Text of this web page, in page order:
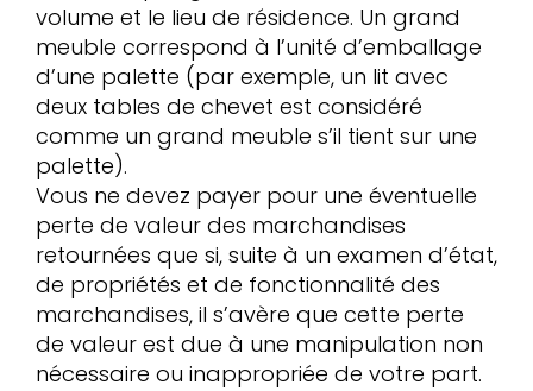
volume et le lieu de résidence. Un grand
meuble correspond à l’unité d’emballage
d’une palette (par exemple, un lit avec
deux tables de chevet est considéré
comme un grand meuble s’il tient sur une
palette).
Vous ne devez payer pour une éventuelle
perte de valeur des marchandises
retournées que si, suite à un examen d’état,
de propriétés et de fonctionnalité des
marchandises, il s’avère que cette perte
de valeur est due à une manipulation non
nécessaire ou inappropriée de votre part.